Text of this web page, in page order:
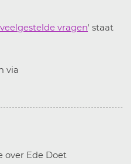
veelgestelde vragen' staat
via
over Ede Doet